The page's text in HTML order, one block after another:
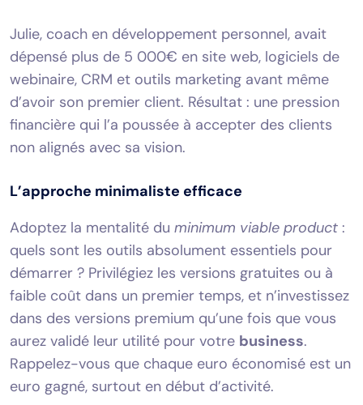
Julie, coach en développement personnel, avait
dépensé plus de 5 000€ en site web, logiciels de
webinaire, CRM et outils marketing avant même
d’avoir son premier client. Résultat : une pression
financière qui l’a poussée à accepter des clients
non alignés avec sa vision.
L’approche minimaliste efficace
Adoptez la mentalité du minimum viable product :
quels sont les outils absolument essentiels pour
démarrer ? Privilégiez les versions gratuites ou à
faible coût dans un premier temps, et n’investissez
dans des versions premium qu’une fois que vous
aurez validé leur utilité pour votre business.
Rappelez-vous que chaque euro économisé est un
euro gagné, surtout en début d’activité.